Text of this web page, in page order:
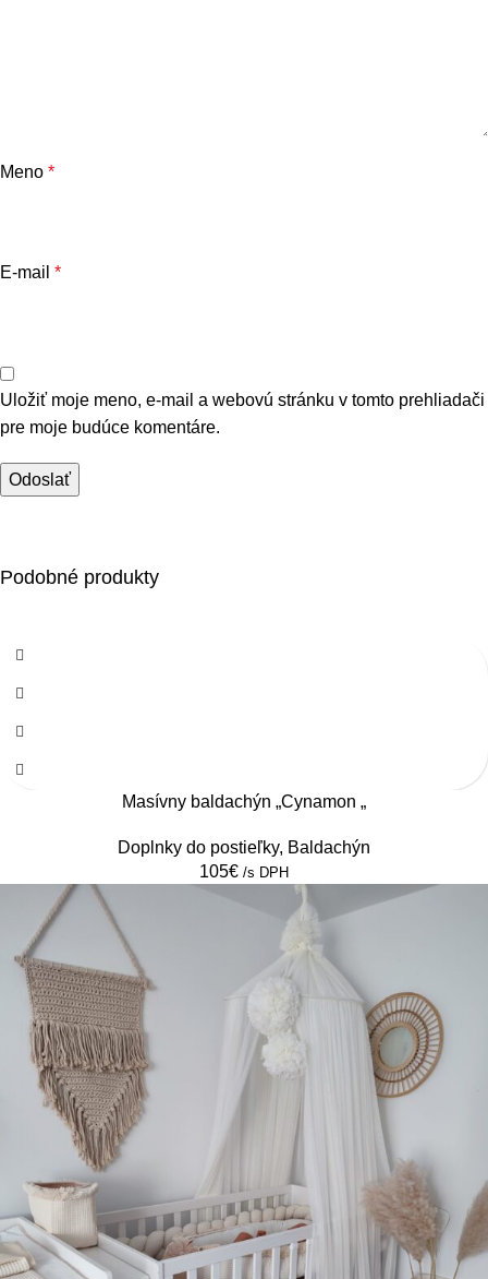
Meno *
E-mail *
Uložiť moje meno, e-mail a webovú stránku v tomto prehliadači
pre moje budúce komentáre.
Podobné produkty
Masívny baldachýn „Cynamon „
Doplnky do postieľky, Baldachýn
105€ /s DPH